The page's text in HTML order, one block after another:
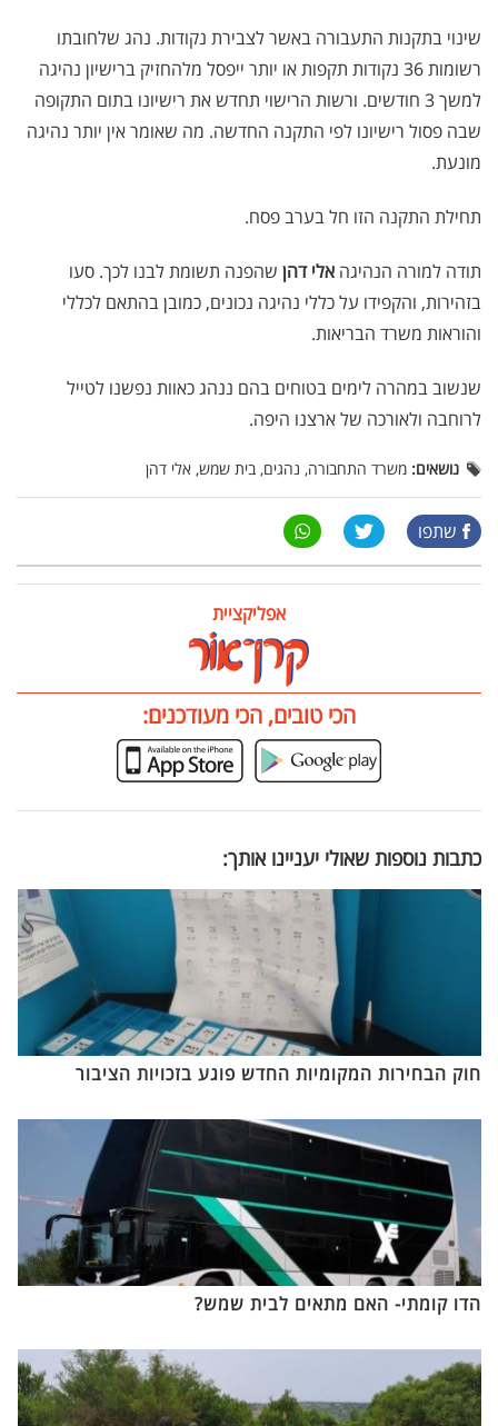
שינוי בתקנות התעבורה באשר לצבירת נקודות. נהג שלחובתו
רשומות 36 נקודות תקפות או יותר ייפסל מלהחזיק ברישיון נהיגה
למשך 3 חודשים. ורשות הרישוי תחדש את רישיונו בתום התקופה
שבה פסול רישיונו לפי התקנה החדשה. מה שאומר אין יותר נהיגה
מונעת.
תחילת התקנה הזו חל בערב פסח.
תודה למורה הנהיגה אלי דהן שהפנה תשומת לבנו לכך. סעו
בזהירות, והקפידו על כללי נהיגה נכונים, כמובן בהתאם לכללי
והוראות משרד הבריאות.
שנשוב במהרה לימים בטוחים בהם ננהג כאוות נפשנו לטייל
לרוחבה ולאורכה של ארצנו היפה.
נושאים: משרד התחבורה, נהגים, בית שמש, אלי דהן
שתפו
אפליקציית
הכי טובים, הכי מעודכנים:
כתבות נוספות שאולי יעניינו אותך:
חוק הבחירות המקומיות החדש פוגע בזכויות הציבור
הדו קומתי- האם מתאים לבית שמש?